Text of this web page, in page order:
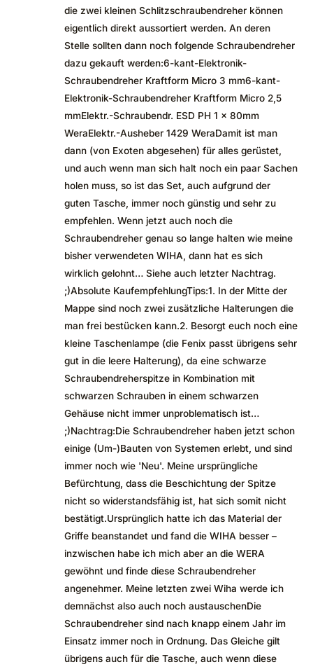
die zwei kleinen Schlitzschraubendreher können
eigentlich direkt aussortiert werden. An deren
Stelle sollten dann noch folgende Schraubendreher
dazu gekauft werden:6-kant-Elektronik-
Schraubendreher Kraftform Micro 3 mm6-kant-
Elektronik-Schraubendreher Kraftform Micro 2,5
mmElektr.-Schraubendr. ESD PH 1 x 80mm
WeraElektr.-Ausheber 1429 WeraDamit ist man
dann (von Exoten abgesehen) für alles gerüstet,
und auch wenn man sich halt noch ein paar Sachen
holen muss, so ist das Set, auch aufgrund der
guten Tasche, immer noch günstig und sehr zu
empfehlen. Wenn jetzt auch noch die
Schraubendreher genau so lange halten wie meine
bisher verwendeten WIHA, dann hat es sich
wirklich gelohnt… Siehe auch letzter Nachtrag.
;)Absolute KaufempfehlungTips:1. In der Mitte der
Mappe sind noch zwei zusätzliche Halterungen die
man frei bestücken kann.2. Besorgt euch noch eine
kleine Taschenlampe (die Fenix passt übrigens sehr
gut in die leere Halterung), da eine schwarze
Schraubendreherspitze in Kombination mit
schwarzen Schrauben in einem schwarzen
Gehäuse nicht immer unproblematisch ist…
;)Nachtrag:Die Schraubendreher haben jetzt schon
einige (Um-)Bauten von Systemen erlebt, und sind
immer noch wie 'Neu'. Meine ursprüngliche
Befürchtung, dass die Beschichtung der Spitze
nicht so widerstandsfähig ist, hat sich somit nicht
bestätigt.Ursprünglich hatte ich das Material der
Griffe beanstandet und fand die WIHA besser –
inzwischen habe ich mich aber an die WERA
gewöhnt und finde diese Schraubendreher
angenehmer. Meine letzten zwei Wiha werde ich
demnächst also auch noch austauschenDie
Schraubendreher sind nach knapp einem Jahr im
Einsatz immer noch in Ordnung. Das Gleiche gilt
übrigens auch für die Tasche, auch wenn diese